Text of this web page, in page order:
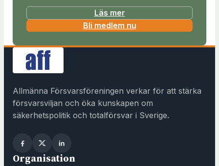
Läs mer
Bli medlem nu(
p
a
i
Allmänna Försvarsföreningen verkar för att stärka
försvarsviljan och öka kunskapen om
säkerhetspolitik och totalförsvar i Sverige.
Organisation